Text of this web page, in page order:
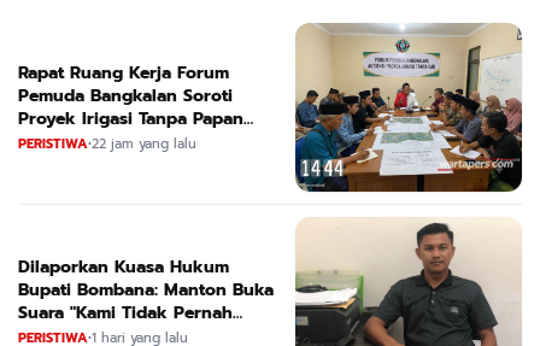
Rapat Ruang Kerja Forum
Pemuda Bangkalan Soroti
Proyek Irigasi Tanpa Papan
Nama
PERISTIWA•22 jam yang lalu
Dilaporkan Kuasa Hukum
Bupati Bombana: Manton Buka
Suara "Kami Tidak Pernah
Menutup Ruang Hak Jawab"
PERISTIWA•1 hari yang lalu